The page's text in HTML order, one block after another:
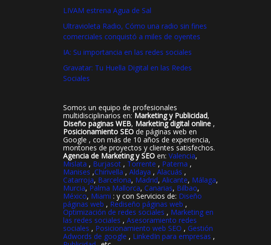
LIVAM estrena Agua de Sal
Ultravioleta Radio, Cómo una radio sin fines
comerciales conquistó a miles de oyentes
IA: Su importancia en las redes sociales
Gravatar: Tu Huella Digital en las Redes
Sociales
Somos un equipo de profesionales
multidisciplinarios en:Marketing y Publicidad,
Diseño paginas WEB, Marketing digital online ,
Posicionamiento SEO de páginas web en
Google , con más de 10 años de experiencia,
montones de proyectos y clientes satisfechos.
Agencia de Marketing y SEO en: Valencia,
Mislata , Burjasot , Torrente , Paterna ,
Manises ,Chirivella , Aldaya , Alacuás ,
Catarroja, Barcelona, Madrid, Alicante, Málaga,
Murcia,Palma Mallorca, Canarias, Bilbao,
México, Miami : y con Servicios de: Diseño
páginas web , Rediseño páginas web ,
Optimización de redes sociales , Marketing en
las redes sociales , Asesoramiento redes
sociales , Posicionamiento web SEO , Gestión
Adwords de google , LinkedIn para empresas ,